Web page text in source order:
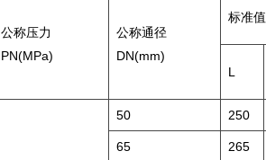
公称压力
PN(MPa)
公称通径
DN(mm)
标准值
L
50 250
65 265